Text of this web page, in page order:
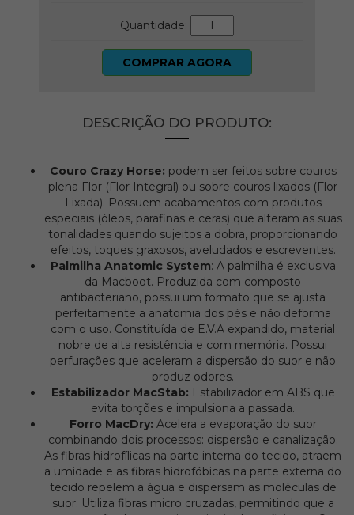
Quantidade:
COMPRAR AGORA
DESCRIÇÃO DO PRODUTO:
Couro Crazy Horse: podem ser feitos sobre couros
plena Flor (Flor Integral) ou sobre couros lixados (Flor
Lixada). Possuem acabamentos com produtos
especiais (óleos, parafinas e ceras) que alteram as suas
tonalidades quando sujeitos a dobra, proporcionando
efeitos, toques graxosos, aveludados e escreventes.
Palmilha Anatomic System: A palmilha é exclusiva
da Macboot. Produzida com composto
antibacteriano, possui um formato que se ajusta
perfeitamente a anatomia dos pés e não deforma
com o uso. Constituída de E.V.A expandido, material
nobre de alta resistência e com memória. Possui
perfurações que aceleram a dispersão do suor e não
produz odores.
Estabilizador MacStab: Estabilizador em ABS que
evita torções e impulsiona a passada.
Forro MacDry: Acelera a evaporação do suor
combinando dois processos: dispersão e canalização.
As fibras hidrofílicas na parte interna do tecido, atraem
a umidade e as fibras hidrofóbicas na parte externa do
tecido repelem a água e dispersam as moléculas de
suor. Utiliza fibras micro cruzadas, permitindo que a